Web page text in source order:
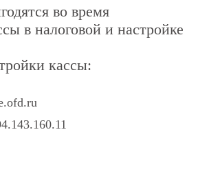
во время
в налоговой и настройке
кассы: